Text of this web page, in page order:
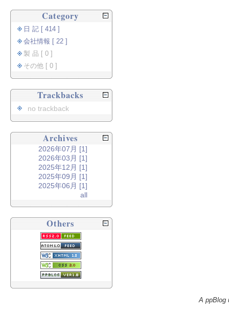
Category
日 記 [ 414 ]
会社情報 [ 22 ]
製 品 [ 0 ]
その他 [ 0 ]
Trackbacks
no trackback
Archives
2026年07月 [1]
2026年03月 [1]
2025年12月 [1]
2025年09月 [1]
2025年06月 [1]
all
Others
A ppBlog